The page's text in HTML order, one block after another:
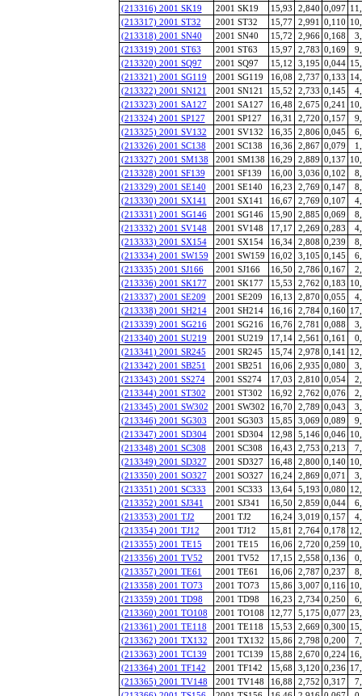
(213316) 2001 SK19
2001 SK19 15,93 2,840 0,097
(213317) 2001 ST32
2001 ST32 15,77 2,991 0,110
(213318) 2001 SN40
2001 SN40 15,72 2,966 0,168
(213319) 2001 ST63
2001 ST63 15,97 2,783 0,169
(213320) 2001 SQ97
2001 SQ97 15,12 3,195 0,044
(213321) 2001 SG119
2001 SG119 16,08 2,737 0,133
(213322) 2001 SN121
2001 SN121 15,52 2,733 0,145
(213323) 2001 SA127
2001 SA127 16,48 2,675 0,241
(213324) 2001 SP127
2001 SP127 16,31 2,720 0,157
(213325) 2001 SV132
2001 SV132 16,35 2,806 0,045
(213326) 2001 SC138
2001 SC138 16,36 2,867 0,079
(213327) 2001 SM138
2001 SM138 16,29 2,889 0,137
(213328) 2001 SF139
2001 SF139 16,00 3,036 0,102
(213329) 2001 SE140
2001 SE140 16,23 2,769 0,147
(213330) 2001 SX141
2001 SX141 16,67 2,769 0,107
(213331) 2001 SG146
2001 SG146 15,90 2,885 0,069
(213332) 2001 SV148
2001 SV148 17,17 2,269 0,283
(213333) 2001 SX154
2001 SX154 16,34 2,808 0,239
(213334) 2001 SW159
2001 SW159 16,02 3,105 0,145
(213335) 2001 SJ166
2001 SJ166 16,50 2,786 0,167
(213336) 2001 SK177
2001 SK177 15,53 2,762 0,183
(213337) 2001 SE209
2001 SE209 16,13 2,870 0,055
(213338) 2001 SH214
2001 SH214 16,16 2,784 0,160
(213339) 2001 SG216
2001 SG216 16,76 2,781 0,088
(213340) 2001 SU219
2001 SU219 17,14 2,561 0,161
(213341) 2001 SR245
2001 SR245 15,74 2,978 0,141
(213342) 2001 SB251
2001 SB251 16,06 2,935 0,080
(213343) 2001 SS274
2001 SS274 17,03 2,810 0,054
(213344) 2001 ST302
2001 ST302 16,92 2,762 0,076
(213345) 2001 SW302
2001 SW302 16,70 2,789 0,043
(213346) 2001 SG303
2001 SG303 15,85 3,069 0,089
(213347) 2001 SD304
2001 SD304 12,98 5,146 0,046
(213348) 2001 SC308
2001 SC308 16,43 2,753 0,213
(213349) 2001 SD327
2001 SD327 16,48 2,800 0,140
(213350) 2001 SO327
2001 SO327 16,24 2,869 0,071
(213351) 2001 SC333
2001 SC333 13,64 5,193 0,080
(213352) 2001 SJ341
2001 SJ341 16,50 2,859 0,044
(213353) 2001 TJ2
2001 TJ2 16,24 3,019 0,157
(213354) 2001 TJ12
2001 TJ12 15,81 2,764 0,178
(213355) 2001 TE15
2001 TE15 16,06 2,720 0,259
(213356) 2001 TV52
2001 TV52 17,15 2,558 0,136
(213357) 2001 TE61
2001 TE61 16,06 2,787 0,237
(213358) 2001 TO73
2001 TO73 15,86 3,007 0,116
(213359) 2001 TD98
2001 TD98 16,23 2,734 0,250
(213360) 2001 TO108
2001 TO108 12,77 5,175 0,077
(213361) 2001 TE118
2001 TE118 15,53 2,669 0,300
(213362) 2001 TX132
2001 TX132 15,86 2,798 0,200
(213363) 2001 TC139
2001 TC139 15,88 2,670 0,224
(213364) 2001 TF142
2001 TF142 15,68 3,120 0,236
(213365) 2001 TV148
2001 TV148 16,88 2,752 0,317